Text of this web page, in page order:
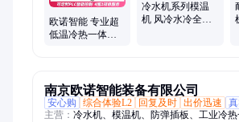
欧诺智能 专业超
低温冷热一体机
冷水机系列模温
机 风冷水冷全机
南京欧诺智能装备有限公司
安心购
综合体验L2 回复及时 出价迅速
主营： 冷水机、模温机、防弹插板、工业冷